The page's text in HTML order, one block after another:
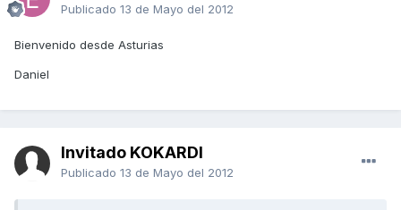
Publicado 13 de Mayo del 2012
Bienvenido desde Asturias
Daniel
Invitado KOKARDI
Publicado 13 de Mayo del 2012